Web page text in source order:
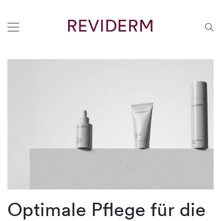
Optimale Pflege für die